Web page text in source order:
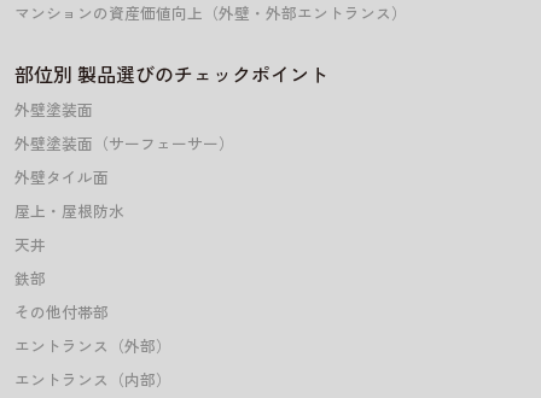
マンションの資産価値向上（外壁・外部エントランス）
部位別 製品選びのチェックポイント
外壁塗装面
外壁塗装面（サーフェーサー）
外壁タイル面
屋上・屋根防水
天井
鉄部
その他付帯部
エントランス（外部）
エントランス（内部）